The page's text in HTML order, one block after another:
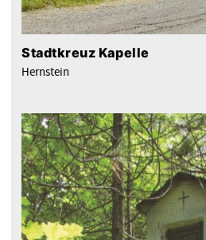
Stadtkreuz Kapelle
Hernstein